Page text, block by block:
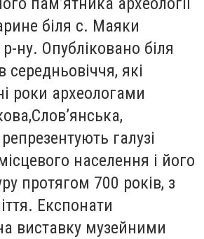
біля с. Маяки
ну. Опубліковано біля
середньовіччя, які
роки археологами
галузі
населення і його
протягом 700 років, з
Експонати
виставку музейними